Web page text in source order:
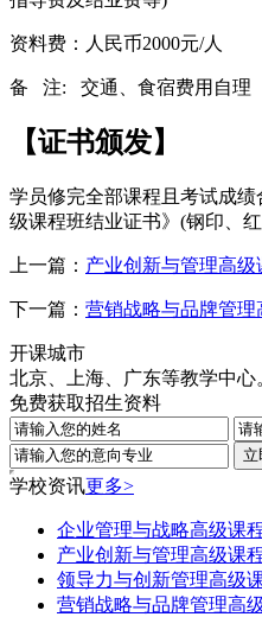
资料费：人民币2000元/人
备 注: 交通、食宿费用自理
【证书颁发】
学员修完全部课程且考试成
级课程班结业证书》(钢印、
上一篇： 产业创新与管理高
下一篇： 营销战略与品牌管
开课城市
北京、上海、广东等教学中心
免费获取招生资料
学校资讯更多>
企业管理与战略高级课
产业创新与管理高级课
领导力与创新管理高级
营销战略与品牌管理高